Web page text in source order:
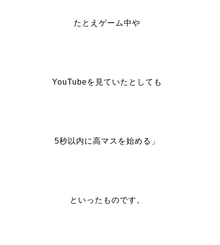
たとえゲーム中や
YouTubeを見ていたとしても
5秒以内に高マスを始める」
といったものです。